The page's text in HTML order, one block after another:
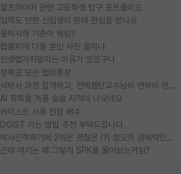
알츠하이머 관련 고등학생 탐구 포트폴리오
입학도 안한 신입생이 원래 관심을 받나요
물박사의 기준이 뭐임?
랩홈피에 다들 본인 사진 올리냐
신생랩가지말라는 이유가 있었구나
장학금 모은 랩비통장
석박사 과정 합격하고, 컨택했던교수님이 연락이 안됩니다...
AI 학회들 거품 슬슬 지적이 나오네요
카이스트 서류 전형 배수
DGIST 가는 방법 추천 부탁드립니다.
박사진학하기에 2억은 괜찮은 (?) 정도의 경제력인가요
근데 여기는 왜 그렇게 SPK를 물어보는거임?